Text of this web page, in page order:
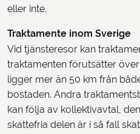
eller inte.
Traktamente inom Sverige
Vid tjänsteresor kan
traktamenten förutsätter
ligger mer än 50 km från
bostaden. Andra
kan följa av kollektivavtal,
skattefria delen är i så fall